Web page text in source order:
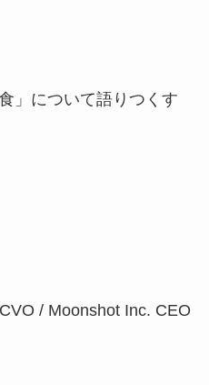
」について語りつくす
/ Moonshot Inc. CEO